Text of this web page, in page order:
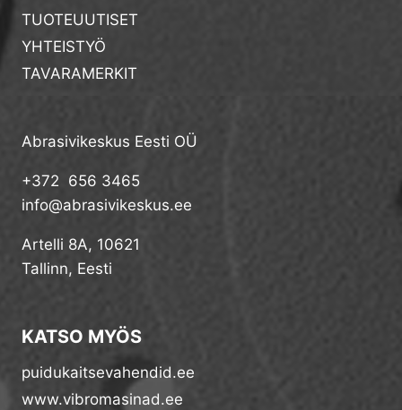
TUOTEUUTISET
YHTEISTYÖ
TAVARAMERKIT
Abrasivikeskus Eesti OÜ
+372 656 3465
info@abrasivikeskus.ee
Artelli 8A, 10621
Tallinn, Eesti
KATSO MYÖS
puidukaitsevahendid.ee
www.vibromasinad.ee